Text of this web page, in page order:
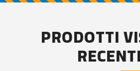
PRODOTTI